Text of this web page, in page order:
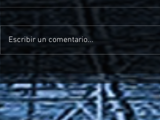
Escribir un comentario...